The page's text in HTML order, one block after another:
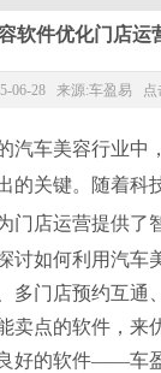
软件优化门店运
06-28 来源:车盈易 点
汽车美容行业中
的关键。随着科
门店运营提供了
讨如何利用汽车
多门店预约互通
卖点的软件，来
好的软件——车